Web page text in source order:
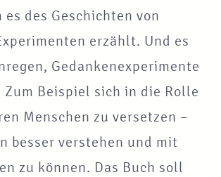
es des Geschichten von
erzählt. Und es
Gedankenexperimente
Zum Beispiel sich in die Rolle
Menschen zu versetzen –
besser verstehen und mit
zu können. Das Buch soll